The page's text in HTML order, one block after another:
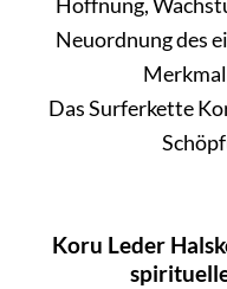
Neuordnung des
Das Surferkette
Koru Leder